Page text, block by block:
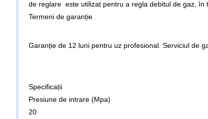
de reglare este utilizat pentru a regla debitul de gaz,
Termeni de garanție
Garanție de 12 luni pentru uz profesional. Serviciul de
Specificații
Presiune de intrare (Mpa)
20